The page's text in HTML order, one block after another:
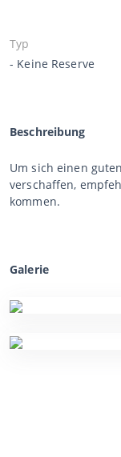
Typ
- Keine Reserve
Beschreibung
Um sich einen
verschaffen,
kommen.
Galerie